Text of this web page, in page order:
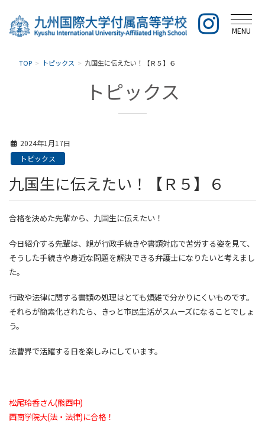
MENU
TOP トピックス 九国生に伝えたい！【Ｒ５】６
トピックス
2024年1月17日
トピックス
九国生に伝えたい！【Ｒ５】６
合格を決めた先輩から、九国生に伝えたい！
今日紹介する先輩は、親が行政手続きや書類対応で苦労する姿を見て、
そうした手続きや身近な問題を解決できる弁護士になりたいと考えまし
た。
行政や法律に関する書類の処理はとても煩雑で分かりにくいものです。
それらが簡素化されたら、きっと市民生活がスムーズになることでしょ
う。
法曹界で活躍する日を楽しみにしています。
松尾玲香さん(熊西中)
西南学院大(法・法律)に合格！